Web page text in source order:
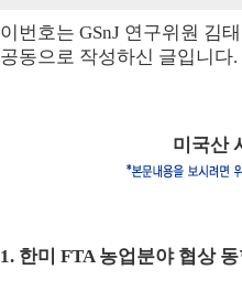
이번호는 GSnJ 연구위원 김
공동으로 작성하신 글입니다.
미국산
1. 한미 FTA 농업분야 협상